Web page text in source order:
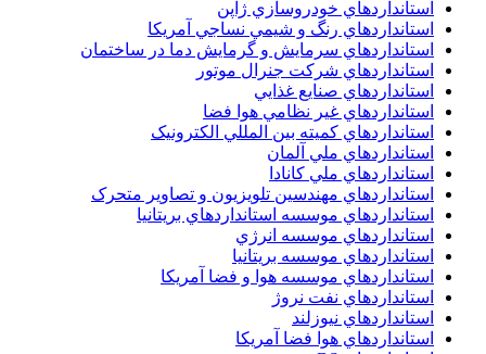
استانداردهاي خودروسازي ژاپن
استانداردهاي رنگ و شيمي نساجي آمريکا
استانداردهاي سرمايش و گرمايش دما در ساختمان
استانداردهاي شرکت جنرال موتور
استانداردهاي صنايع غذايي
استانداردهاي غير نظامي هوا فضا
استانداردهاي کميته بين المللي الکترونيک
استانداردهاي ملي آلمان
استانداردهاي ملي کانادا
استانداردهاي مهندسين تلويزيون و تصاوير متحرک
استانداردهاي موسسه استانداردهاي بريتانيا
استانداردهاي موسسه انرژي
استانداردهاي موسسه بريتانيا
استانداردهاي موسسه هوا و فضا آمريکا
استانداردهاي نفت نروژ
استانداردهاي نيوزلند
استانداردهاي هوا فضا آمريکا